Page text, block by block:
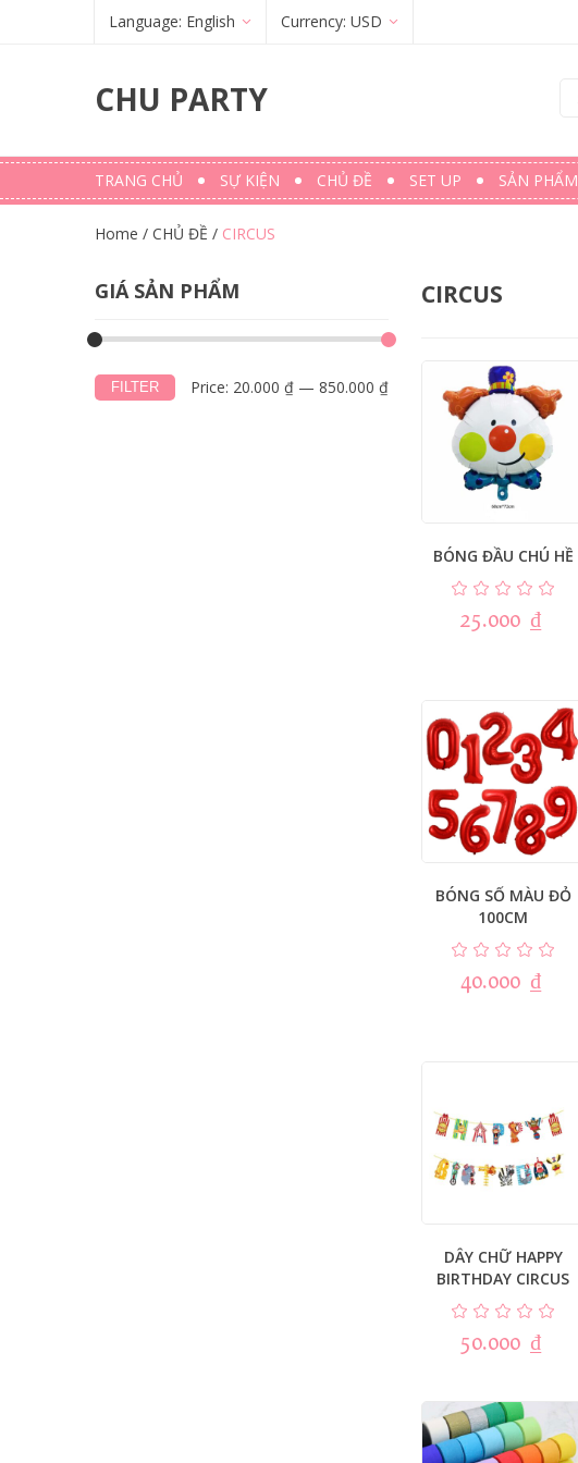
Language: English
English
Currency: USD
CHU PARTY
TRANG CHỦ SỰ KIỆN CHỦ ĐỀ SET UP SẢN PHẨM
Home / CHỦ ĐỀ / CIRCUS
GIÁ SẢN PHẨM
FILTER Price: 20.000 ₫ — 850.000 ₫
CIRCUS
BÓNG ĐẦU CHÚ HỀ
25.000 ₫
BÓNG SỐ MÀU ĐỎ
100CM
40.000 ₫
DÂY CHỮ HAPPY
BIRTHDAY CIRCUS
50.000 ₫